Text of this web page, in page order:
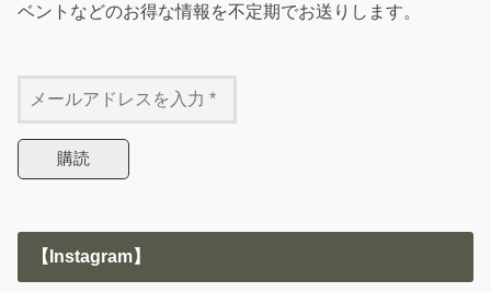
ベントなどのお得な情報を不定期でお送りします。
【Instagram】